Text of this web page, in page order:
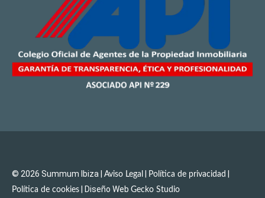
© 2026 Summum Ibiza | Aviso Legal Política de privacidad
Política de cookies | Diseño Web Gecko Studio